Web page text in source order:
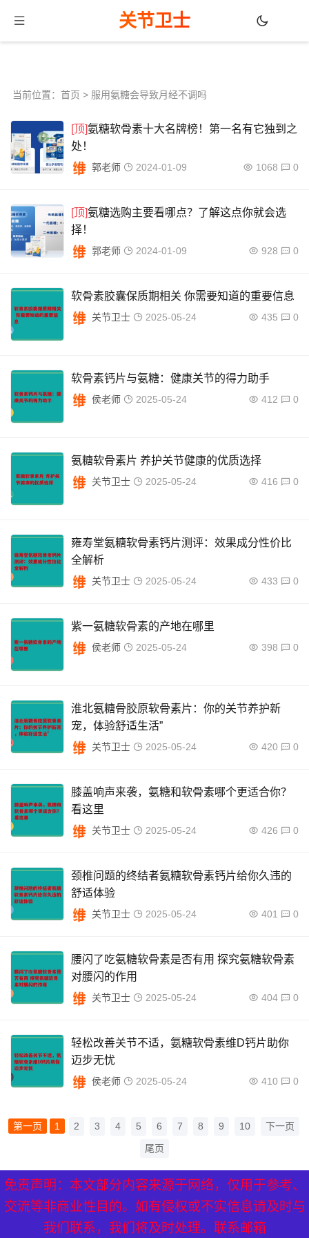
关节卫士
当前位置： 首页 > 服用氨糖会导致月经不调吗
[顶]氨糖软骨素十大名牌榜！第一名有它独到之
处！
郭老师 2024-01-09 1068 0
[顶]氨糖选购主要看哪点？了解这点你就会选
择！
郭老师 2024-01-09 928 0
软骨素胶囊保质期相关 你需要知道的重要信息
关节卫士 2025-05-24 435 0
软骨素钙片与氨糖：健康关节的得力助手
侯老师 2025-05-24 412 0
氨糖软骨素片 养护关节健康的优质选择
关节卫士 2025-05-24 416 0
雍寿堂氨糖软骨素钙片测评：效果成分性价比
全解析
关节卫士 2025-05-24 433 0
紫一氨糖软骨素的产地在哪里
侯老师 2025-05-24 398 0
淮北氨糖骨胶原软骨素片：你的关节养护新
宠，体验舒适生活”
关节卫士 2025-05-24 420 0
膝盖响声来袭，氨糖和软骨素哪个更适合你？
看这里
关节卫士 2025-05-24 426 0
颈椎问题的终结者氨糖软骨素钙片给你久违的
舒适体验
关节卫士 2025-05-24 401 0
腰闪了吃氨糖软骨素是否有用 探究氨糖软骨素
对腰闪的作用
关节卫士 2025-05-24 404 0
轻松改善关节不适，氨糖软骨素维D钙片助你
迈步无忧
侯老师 2025-05-24 410 0
第一页 1 2 3 4 5 6 7 8 9 10
下一页
尾页
免责声明：本文部分内容来源于网络，仅用于参考、
交流等非商业性目的。如有侵权或不实信息请及时与
我们联系，我们将及时处理。联系邮箱